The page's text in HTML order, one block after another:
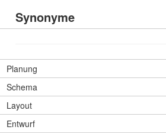
Synonyme
Planung
Schema
Layout
Entwurf